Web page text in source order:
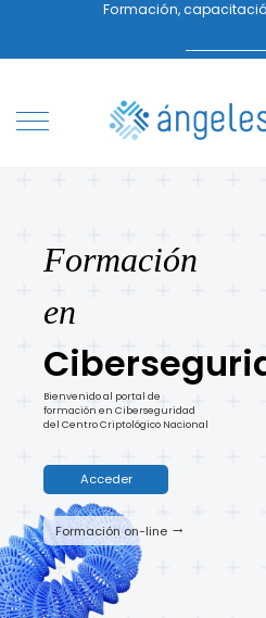
Formación,
Formación
en
Bienvenido al portal de
formación en Ciberseguridad
del Centro Criptológico Nacional
Acceder
Formación on-line trending_flat